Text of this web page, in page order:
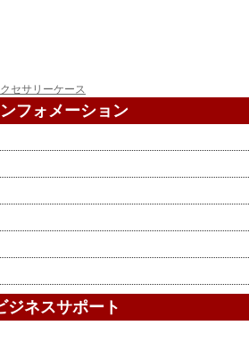
セサリーケース
フォメーション
ジネスサポート